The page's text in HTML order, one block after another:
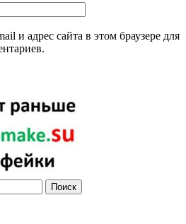
и адрес сайта в этом браузере для